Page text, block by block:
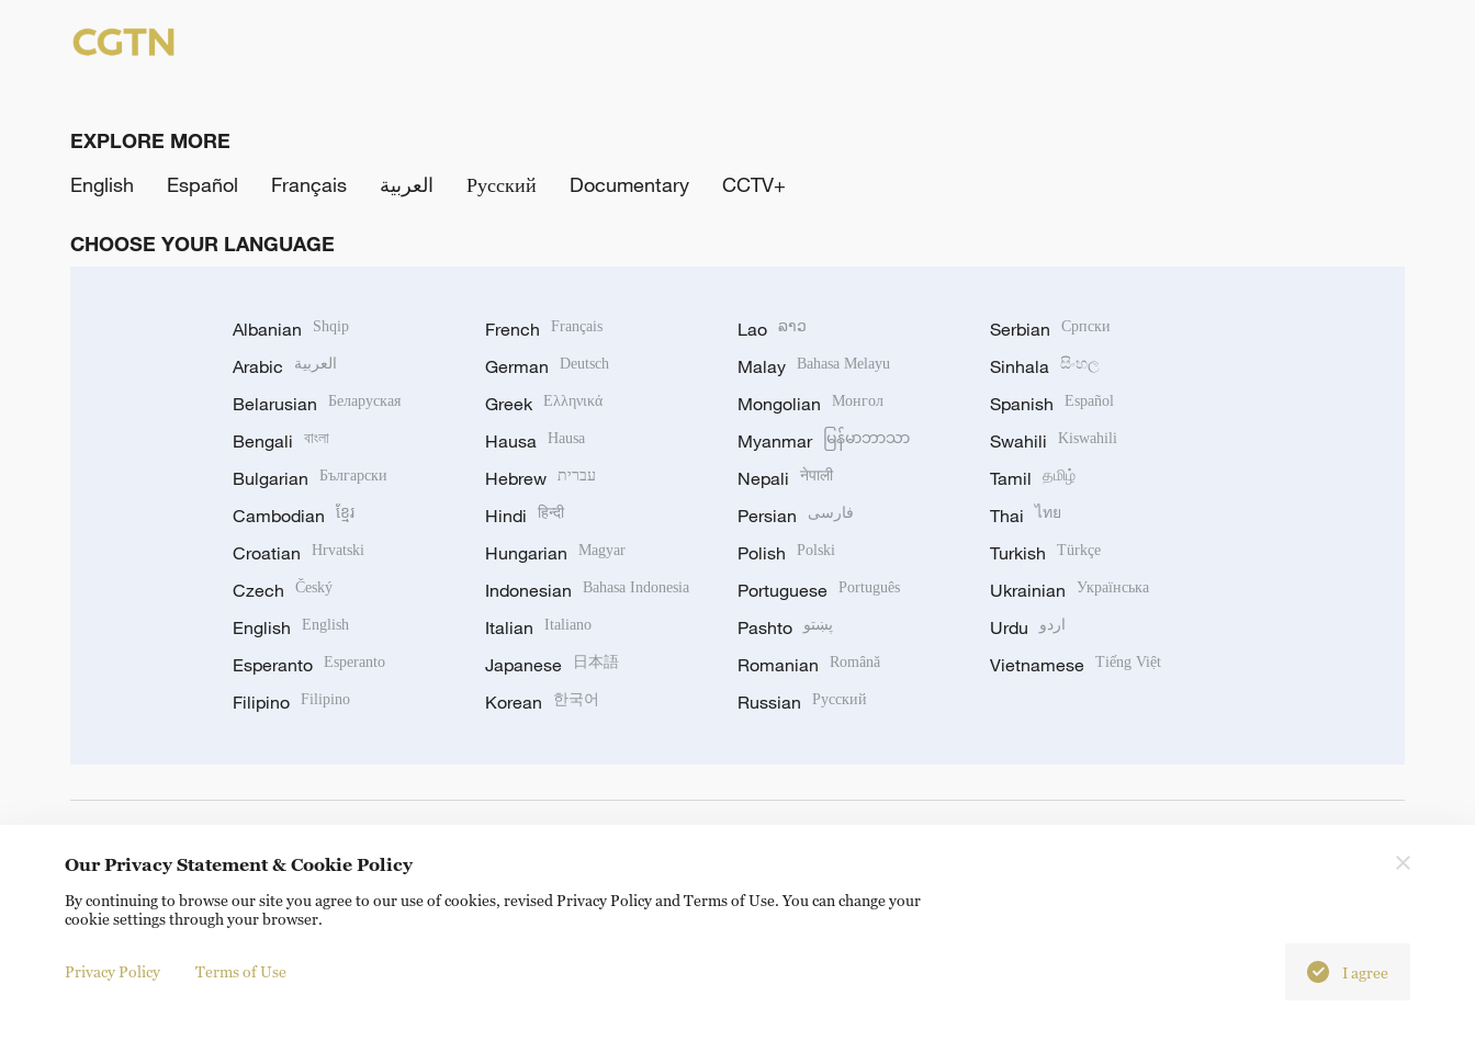
EXPLORE MORE
English
Español Français العربية Русский Documentary CCTV+
CHOOSE YOUR LANGUAGE
Albanian Shqip
Arabic العربية
Belarusian Беларуская
Bengali বাংলা
Bulgarian Български
Cambodian ខ្មែរ
Croatian Hrvatski
Czech Český
English English
Esperanto Esperanto
Filipino Filipino
French Français
German Deutsch
Greek Ελληνικά
Hausa Hausa
Hebrew עברית
Hindi हिन्दी
Hungarian Magyar
Indonesian Bahasa Indonesia
Italian Italiano
Japanese 日本語
Korean 한국어
Lao ລາວ
Malay Bahasa Melayu
Mongolian Монгол
Myanmar မြန်မာဘာသာ
Nepali नेपाली
Persian فارسی
Polish Polski
Portuguese Português
Pashto پښتو
Romanian Română
Russian Русский
Serbian Српски
Sinhala සිංහල
Spanish Español
Swahili Kiswahili
Tamil தமிழ்
Thai ไทย
Turkish Türkçe
Ukrainian Українська
Urdu اردو
Vietnamese Tiếng Việt
Copyright © 2024 CGTN. 京ICP备20000184号
Our Privacy Statement & Cookie Policy
By continuing to browse our site you agree to our use of cookies, revised Privacy Policy and Terms of Use. You can change your
cookie settings through your browser.
Privacy Policy Terms of Use I agree